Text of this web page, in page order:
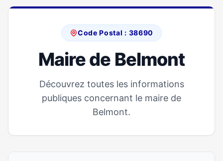
Code Postal : 38690
Maire de Belmont
Découvrez toutes les informations
publiques concernant le maire de
Belmont.